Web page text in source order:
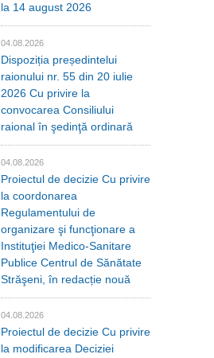
la 14 august 2026
04.08.2026
Dispoziția președintelui
raionului nr. 55 din 20 iulie
2026 Cu privire la
convocarea Consiliului
raional în şedinţă ordinară
04.08.2026
Proiectul de decizie Cu privire
la coordonarea
Regulamentului de
organizare şi funcţionare a
Instituţiei Medico-Sanitare
Publice Centrul de Sănătate
Străşeni, în redacție nouă
04.08.2026
Proiectul de decizie Cu privire
la modificarea Deciziei